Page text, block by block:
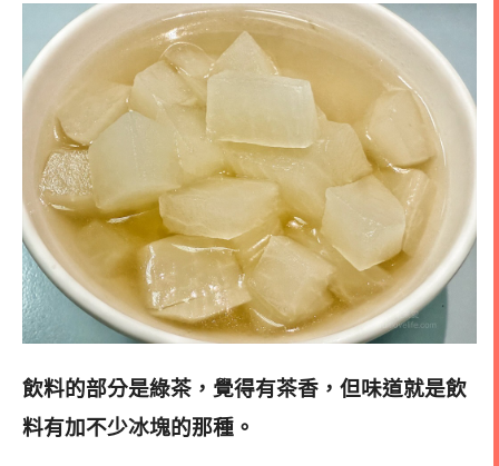
飲料的部分是綠茶， 覺得有茶香，但味道就是飲
料有加不少冰塊的那種 。